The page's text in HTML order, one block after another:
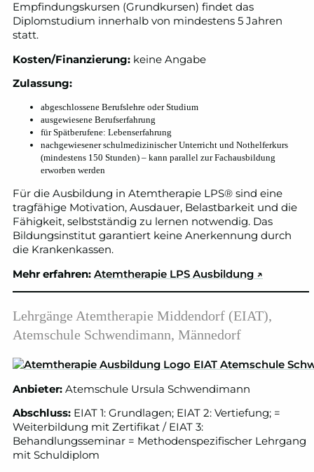
Empfindungskursen (Grundkursen) findet das
Diplomstudium innerhalb von mindestens 5 Jahren
statt.
Kosten/Finanzierung: keine Angabe
Zulassung:
abgeschlossene Berufslehre oder Studium
ausgewiesene Berufserfahrung
für Spätberufene: Lebenserfahrung
nachgewiesener schulmedizinischer Unterricht und Nothelferkurs
(mindestens 150 Stunden) – kann parallel zur Fachausbildung
erworben werden
Für die Ausbildung in Atemtherapie LPS® sind eine
tragfähige Motivation, Ausdauer, Belastbarkeit und die
Fähigkeit, selbstständig zu lernen notwendig. Das
Bildungsinstitut garantiert keine Anerkennung durch
die Krankenkassen.
Mehr erfahren: Atemtherapie LPS Ausbildung ↗
Lehrgänge Atemtherapie Middendorf (EIAT),
Atemschule Schwendimann, Männedorf
Anbieter: Atemschule Ursula Schwendimann
Abschluss: EIAT 1: Grundlagen; EIAT 2: Vertiefung; =
Weiterbildung mit Zertifikat / EIAT 3:
Behandlungsseminar = Methodenspezifischer Lehrgang
mit Schuldiplom